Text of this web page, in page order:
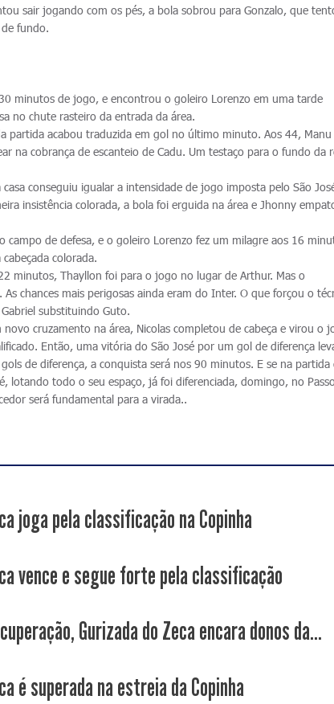
sair jogando com os pés, a bola sobrou para Gonzalo, que
fundo.
minutos de jogo, e encontrou o goleiro Lorenzo em uma tarde
no chute rasteiro da entrada da área.
partida acabou traduzida em gol no último minuto. Aos 44, Manu
na cobrança de escanteio de Cadu. Um testaço para o fundo da
conseguiu igualar a intensidade de jogo imposta pelo São
insistência colorada, a bola foi erguida na área e Jhonny
campo de defesa, e o goleiro Lorenzo fez um milagre aos 16
colorada.
minutos, Thayllon foi para o jogo no lugar de Arthur. Mas o
chances mais perigosas ainda eram do Inter. O que forçou o
substituindo Guto.
cruzamento na área, Nicolas completou de cabeça e virou o
Então, uma vitória do São José por um gol de diferença
de diferença, a conquista será nos 90 minutos. E se na partida
lotando todo o seu espaço, já foi diferenciada, domingo, no
será fundamental para a virada..
joga pela classificação na Copinha
vence e segue forte pela classificação
Gurizada do Zeca encara donos da...
é superada na estreia da Copinha